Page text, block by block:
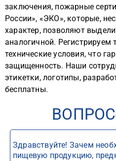
заключения, пожарные
России», «ЭКО», которые,
характер, позволяют
аналогичной. Регистрируем
технические условия, что
защищенность. Наши
этикетки, логотипы,
бесплатны.
Здравствуйте! Зачем
пищевую продукцию,